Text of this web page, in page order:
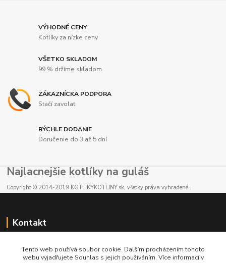
VÝHODNÉ CENY
Kotlíky za nízke ceny
VŠETKO SKLADOM
99 % držíme skladom
ZÁKAZNÍCKA PODPORA
Stačí zavolať
RÝCHLE DODANIE
Doručenie do 3 až 5 dní
Najlacnejšie kotlíky na guláš
Copyright © 2014-2019 KOTLIKYKOTLINY.sk, všetky práva vyhradené..
Kontakt
E-shop: +421 902 212 007
od 8:00 - do 16:00 hod
Tento web používá soubor cookie. Dalším procházením tohoto
webu vyjadřujete Souhlas s jejich používáním. Více informací v